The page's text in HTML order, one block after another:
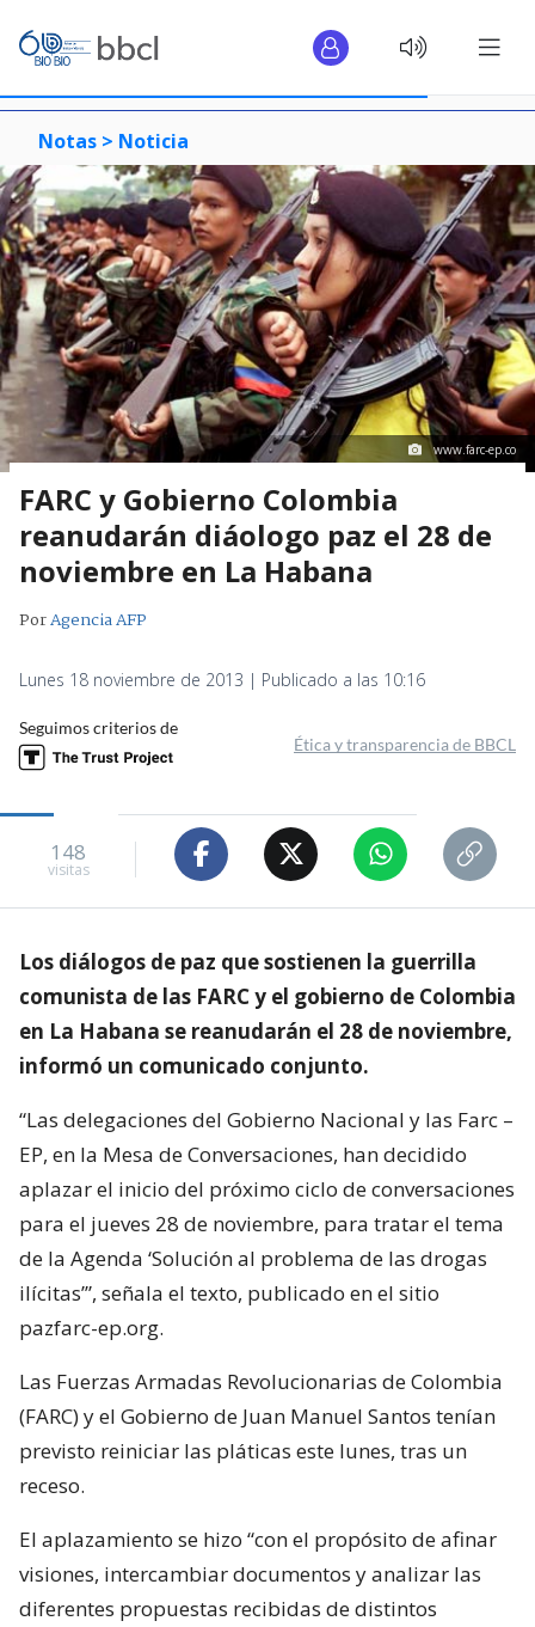
Notas > Noticia
www.farc-ep.co
FARC y Gobierno Colombia
reanudarán diáologo paz el 28 de
noviembre en La Habana
PorAgencia AFP
Lunes 18 noviembre de 2013 | Publicado a las 10:16
Seguimos criterios de
Ética y transparencia de BBCL
148
visitas
Los diálogos de paz que sostienen la guerrilla
comunista de las FARC y el gobierno de Colombia
en La Habana se reanudarán el 28 de noviembre,
informó un comunicado conjunto.
“Las delegaciones del Gobierno Nacional y las Farc –
EP, en la Mesa de Conversaciones, han decidido
aplazar el inicio del próximo ciclo de conversaciones
para el jueves 28 de noviembre, para tratar el tema
de la Agenda ‘Solución al problema de las drogas
ilícitas’”, señala el texto, publicado en el sitio
pazfarc-ep.org.
Las Fuerzas Armadas Revolucionarias de Colombia
(FARC) y el Gobierno de Juan Manuel Santos tenían
previsto reiniciar las pláticas este lunes, tras un
receso.
El aplazamiento se hizo “con el propósito de afinar
visiones, intercambiar documentos y analizar las
diferentes propuestas recibidas de distintos